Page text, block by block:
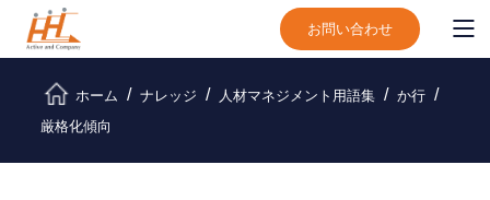
お問い合わせ
ホーム ナレッジ 人材マネジメント用語集
か行
厳格化傾向